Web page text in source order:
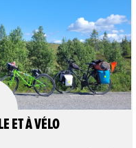
ET À VÉLO